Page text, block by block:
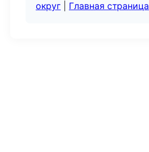
округ
Главная страница